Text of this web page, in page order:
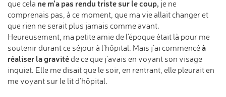
que cela ne m’a pas rendu triste sur le coup, je ne
comprenais pas, à ce moment, que ma vie allait changer et
que rien ne serait plus jamais comme avant.
Heureusement, ma petite amie de l’époque était là pour me
soutenir durant ce séjour à l’hôpital. Mais j’ai commencéà
réaliser la gravitéde ce que j’avais en voyant son visage
inquiet. Elle me disait que le soir, en rentrant, elle pleurait en
me voyant sur le lit d’hôpital.